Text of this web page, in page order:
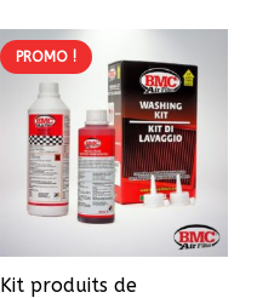
la
PROMO !
Kit produits de